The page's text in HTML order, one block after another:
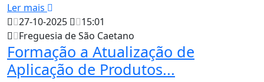
Ler mais
27-10-2025
15:01
Freguesia de São Caetano
Formação a Atualização de
Aplicação de Produtos...